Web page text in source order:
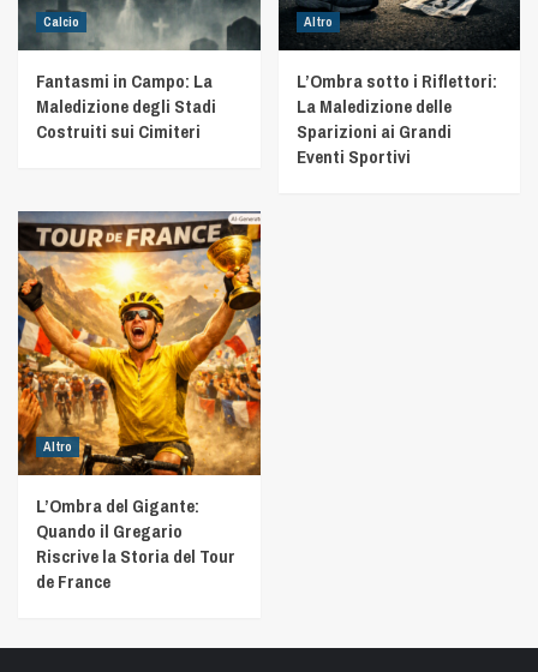
Calcio
Fantasmi in Campo: La
Maledizione degli Stadi
Costruiti sui Cimiteri
Altro
L’Ombra sotto i Riflettori:
La Maledizione delle
Sparizioni ai Grandi
Eventi Sportivi
Altro
L’Ombra del Gigante:
Quando il Gregario
Riscrive la Storia del Tour
de France